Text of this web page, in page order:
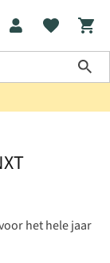
het hele jaar